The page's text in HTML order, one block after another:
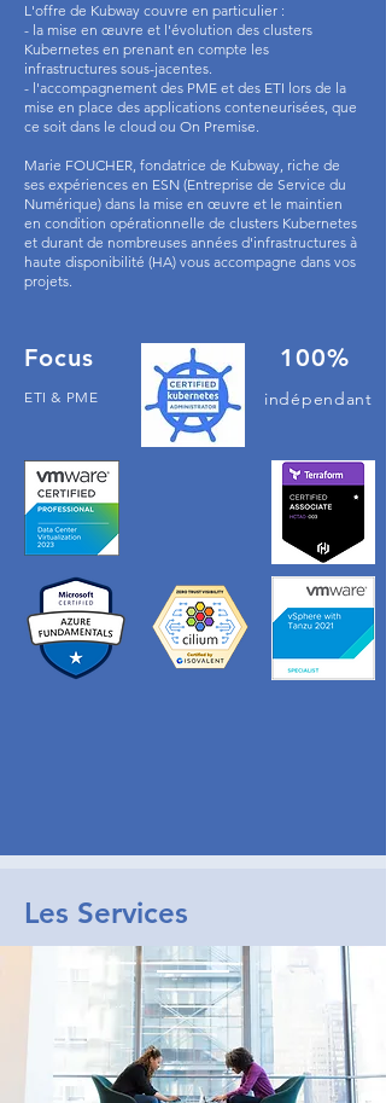
L'offre de Kubway couvre en particulier :
- la mise en œuvre et l'évolution des clusters
Kubernetes en prenant en compte les
infrastructures sous-jacentes.
- l'accompagnement des PME et des ETI lors de la
mise en place des applications conteneurisées, que
ce soit dans le cloud ou On Premise.
Marie FOUCHER, fondatrice de Kubway, riche de
ses expériences en ESN (Entreprise de Service du
Numérique) dans la mise en œuvre et le maintien
en condition opérationnelle de clusters Kubernetes
et durant de nombreuses années d'infrastructures à
haute disponibilité (HA) vous accompagne dans vos
projets.
Focus
ETI & PME
100%
indépendant
Les Services